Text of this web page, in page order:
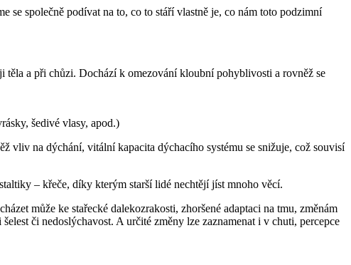
se společně podívat na to, co to stáří vlastně je, co nám toto podzimní
těla a při chůzi. Dochází k omezování kloubní pohyblivosti a rovněž se
šedivé vlasy, apod.)
vliv na dýchání, vitální kapacita dýchacího systému se snižuje, což souvisí
– křeče, díky kterým starší lidé nechtějí jíst mnoho věcí.
může ke stařecké dalekozrakosti, zhoršené adaptaci na tmu, změnám
či nedoslýchavost. A určité změny lze zaznamenat i v chuti, percepce